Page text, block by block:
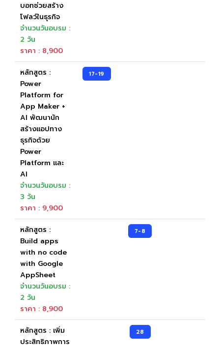
บอทช่วยสร้าง
โฟลว์ในธุรกิจ
จำนวนวันอบรม :
2 วัน
ราคา : 8,900
หลักสูตร :
Power
Platform for
App Maker +
AI พัฒนานัก
สร้างแอปทาง
ธุรกิจด้วย
Power
Platform และ
AI
จำนวนวันอบรม :
3 วัน
ราคา : 9,900
17-19
หลักสูตร :
Build apps
with no code
with Google
AppSheet
จำนวนวันอบรม :
2 วัน
ราคา : 8,900
7-8
หลักสูตร : เพิ่ม
ประสิทธิภาพการ
28